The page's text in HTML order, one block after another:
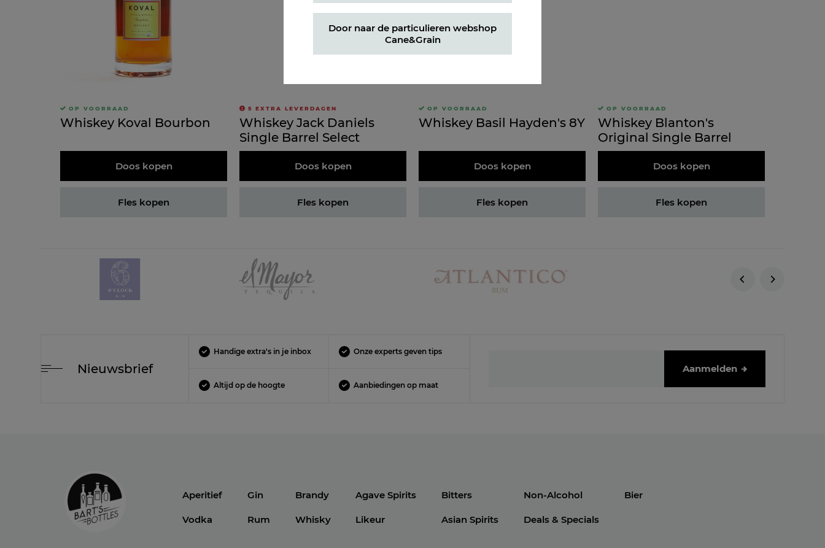
OP VOORRAAD
Whiskey Koval Bourbon
Doos kopen
Fles kopen
5 EXTRA LEVERDAGEN
Whiskey Jack Daniels
Single Barrel Select
Doos kopen
Fles kopen
OP VOORRAAD
Whiskey Basil Hayden's 8Y
Doos kopen
Fles kopen
OP VOORRAAD
Whiskey Blanton's
Original Single Barrel
Doos kopen
Fles kopen
Door naar de particulieren webshop
Cane&Grain
Nieuwsbrief
Handige extra's in je inbox Onze experts geven tips
Altijd op de hoogte Aanbiedingen op maat
Aanmelden
Aperitief
Vodka
Gin
Rum
Brandy
Whisky
Agave Spirits
Likeur
Bitters
Asian Spirits
Non-Alcohol
Deals & Specials
Bier